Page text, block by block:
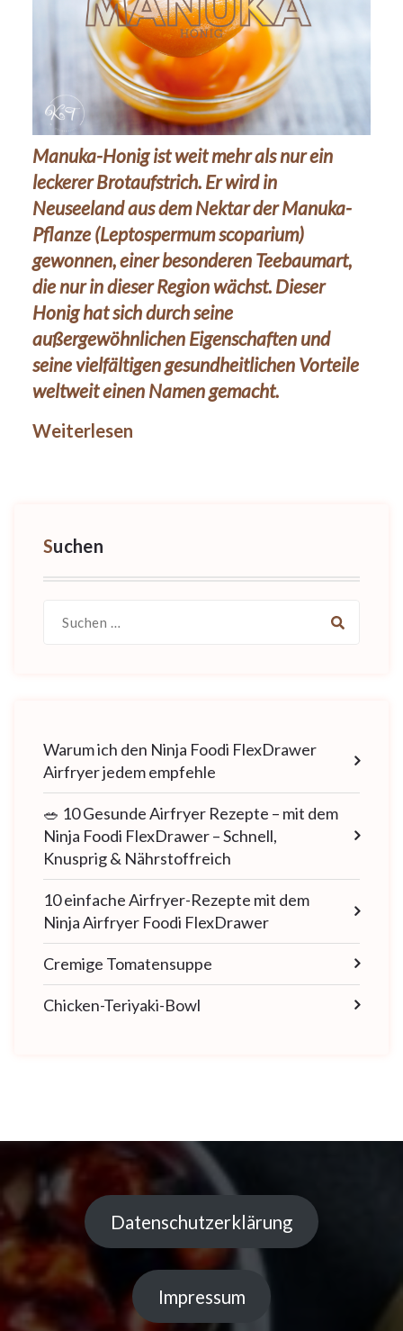
Manuka-Honig ist weit mehr als nur ein
leckerer Brotaufstrich. Er wird in
Neuseeland aus dem Nektar der Manuka-
Pflanze (Leptospermum scoparium)
gewonnen, einer besonderen Teebaumart,
die nur in dieser Region wächst. Dieser
Honig hat sich durch seine
außergewöhnlichen Eigenschaften und
seine vielfältigen gesundheitlichen Vorteile
weltweit einen Namen gemacht.
Weiterlesen
Suchen
nach:
Warum ich den Ninja Foodi FlexDrawer
Airfryer jedem empfehle
🥗 10 Gesunde Airfryer Rezepte – mit dem
Ninja Foodi FlexDrawer – Schnell,
Knusprig & Nährstoffreich
10 einfache Airfryer-Rezepte mit dem
Ninja Airfryer Foodi FlexDrawer
Cremige Tomatensuppe
Chicken-Teriyaki-Bowl
Datenschutzerklärung
Impressum